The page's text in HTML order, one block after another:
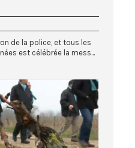
de la police, et tous les
est célébrée la mess...